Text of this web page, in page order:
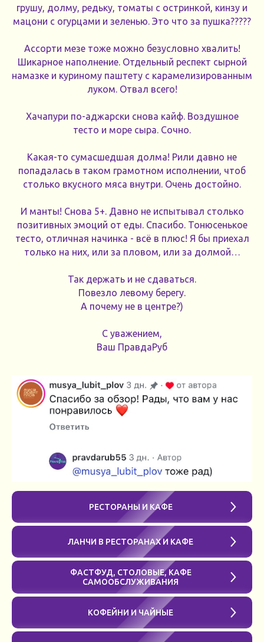
грушу, долму, редьку, томаты с остринкой, кинзу и
мацони с огурцами и зеленью. Это что за пушка?????
Ассорти мезе тоже можно безусловно хвалить!
Шикарное наполнение. Отдельный респект сырной
намазке и куриному паштету с карамелизированным
луком. Отвал всего!
Хачапури по-аджарски снова кайф. Воздушное
тесто и море сыра. Сочно.
Какая-то сумасшедшая долма! Рили давно не
попадалась в таком грамотном исполнении, чтоб
столько вкусного мяса внутри. Очень достойно.
И манты! Снова 5+. Давно не испытывал столько
позитивных эмоций от еды. Спасибо. Тонюсенькое
тесто, отличная начинка - всё в плюс! Я бы приехал
только на них, или за пловом, или за долмой…
Так держать и не сдаваться.
Повезло левому берегу.
А почему не в центре?)
С уважением,
Ваш ПравдаРуб
РЕСТОРАНЫ И КАФЕ
ЛАНЧИ В РЕСТОРАНАХ И КАФЕ
ФАСТФУД, СТОЛОВЫЕ, КАФЕ
САМООБСЛУЖИВАНИЯ
КОФЕЙНИ И ЧАЙНЫЕ